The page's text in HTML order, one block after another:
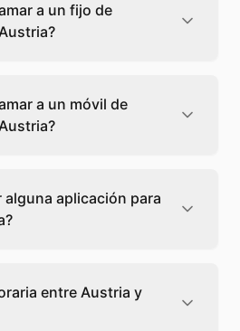
a un fijo de
con Teléfono Global. Verás
de marcar para que
a un móvil de
con Teléfono Global. Pagas
hablas, sin cuotas ni
aplicación para
web. Solo necesitas una
y podrás llamar
entre Austria y